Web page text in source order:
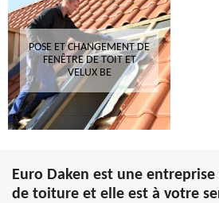
POSE ET CHANGEMENT DE
FENÊTRE DE TOIT ET
VELUX BE
Euro Daken est une
de toiture et elle est à votre